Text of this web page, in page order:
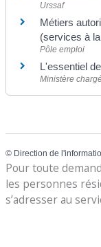
Urssaf
Métiers
(services à
Pôle emploi
L'essentiel
Ministère
© Direction de
Pour toute
les personnes
s’adresser au